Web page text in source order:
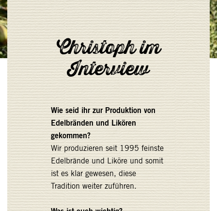
Christoph im
Interview
Wie seid ihr zur Produktion von
Edelbränden und Likören
gekommen?
Wir produzieren seit 1995 feinste
Edelbrände und Liköre und somit
ist es klar gewesen, diese
Tradition weiter zuführen.